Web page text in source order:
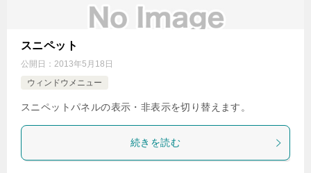
スニペット
公開日： 2013年5月18日
ウィンドウメニュー
スニペットパネルの表示・非表示を切り替えます。
続きを読む